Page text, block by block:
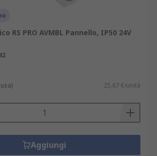
RS PRO AVMBL Pannello, IP50 24V
25,67 €/unità
Aggiungi